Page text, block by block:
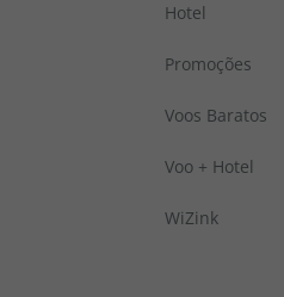
Hotel
Promoções
Voos Baratos
Voo + Hotel
WiZink